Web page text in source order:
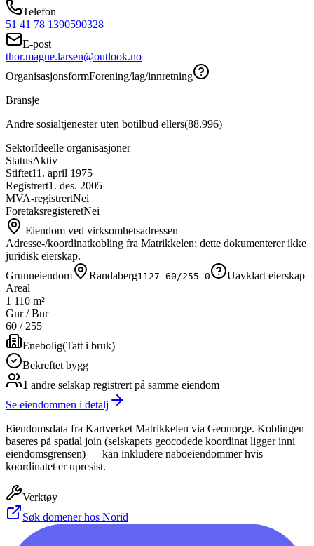
Telefon
51 41 78 1390590328
E-post
thor.magne.larsen@outlook.no
OrganisasjonsformForening/lag/innretning
Bransje
Andre sosialtjenester uten botilbud ellers(88.996)
SektorIdeelle organisasjoner
StatusAktiv
Stiftet11. april 1975
Registrert1. des. 2005
MVA-registrertNei
ForetaksregisteretNei
Eiendom ved virksomhetsadressen
Adresse-/koordinatkobling fra Matrikkelen; dette dokumenterer ikke
juridisk eierskap.
Grunneiendom
Randaberg1127-60/255-0
Uavklart eierskap
Areal
1 110 m²
Gnr / Bnr
60 / 255
Enebolig(Tatt i bruk)
Bekreftet bygg
1 andre selskap registrert på samme eiendom
Se eiendommen i detalj
Eiendomsdata fra Kartverket Matrikkelen via Geonorge. Koblingen
baseres på spatial join (selskapets geocodede koordinat ligger inni
eiendomsgrensen) — kan inkludere naboeiendommer hvis
koordinatet er upresist.
Verktøy
Søk domener hos Norid